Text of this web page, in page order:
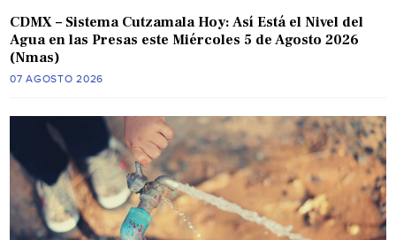
CDMX – Sistema Cutzamala Hoy: Así Está el Nivel del
Agua en las Presas este Miércoles 5 de Agosto 2026
(Nmas)
07 AGOSTO 2026